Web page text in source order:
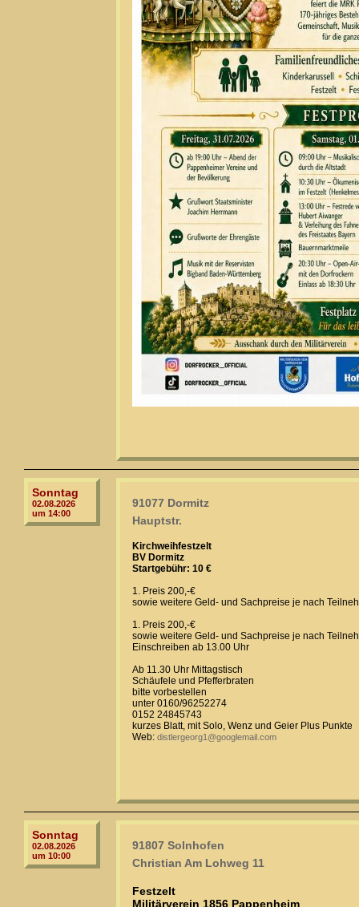
Sonntag
02.08.2026
um 14:00
91077 Dormitz
Hauptstr.
Kirchweihfestzelt
BV Dormitz
Startgebühr: 10 €
1. Preis 200,-€
sowie weitere Geld- und Sachpreise je nach
1. Preis 200,-€
sowie weitere Geld- und Sachpreise je nach
Einschreiben ab 13.00 Uhr
Ab 11.30 Uhr Mittagstisch
Schäufele und Pfefferbraten
bitte vorbestellen
unter 0160/96252274
0152 24845743
kurzes Blatt, mit Solo, Wenz und Geier Plus Punkte
Web: distlergeorg1@googlemail.com
Sonntag
02.08.2026
um 10:00
91807 Solnhofen
Christian Am Lohweg 11
Festzelt
Militärverein 1856 Pappenheim